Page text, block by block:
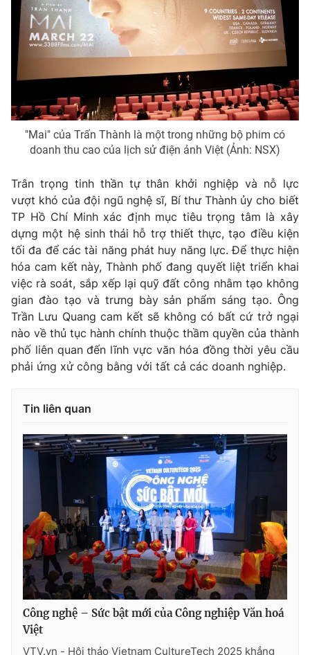
"Mai" của Trấn Thành là một trong những bộ phim có
doanh thu cao của lịch sử điện ảnh Việt (Ảnh: NSX)
Trân trọng tinh thần tự thân khởi nghiệp và nỗ lực
vượt khó của đội ngũ nghệ sĩ, Bí thư Thành ủy cho biết
TP Hồ Chí Minh xác định mục tiêu trọng tâm là xây
dựng một hệ sinh thái hỗ trợ thiết thực, tạo điều kiện
tối đa để các tài năng phát huy năng lực. Để thực hiện
hóa cam kết này, Thành phố đang quyết liệt triển khai
việc rà soát, sắp xếp lại quỹ đất công nhằm tạo không
gian đào tạo và trưng bày sản phẩm sáng tạo. Ông
Trần Lưu Quang cam kết sẽ không có bất cứ trở ngại
nào về thủ tục hành chính thuộc thầm quyền của thành
phố liên quan đến lĩnh vực văn hóa đồng thời yêu cầu
phải ứng xử công bằng với tất cả các doanh nghiệp.
Tin liên quan
Công nghệ – Sức bật mới của Công nghiệp Văn hoá
Việt
VTV.vn - Hội thảo Vietnam CultureTech 2025 khẳng